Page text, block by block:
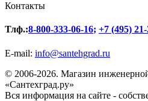
Контакты
Тлф.:8-800-333-06-16; +7 (495)
E-mail: info@santehgrad.ru
© 2006-2026. Магазин
«Сантехград.ру»
Вся информация на сайте -